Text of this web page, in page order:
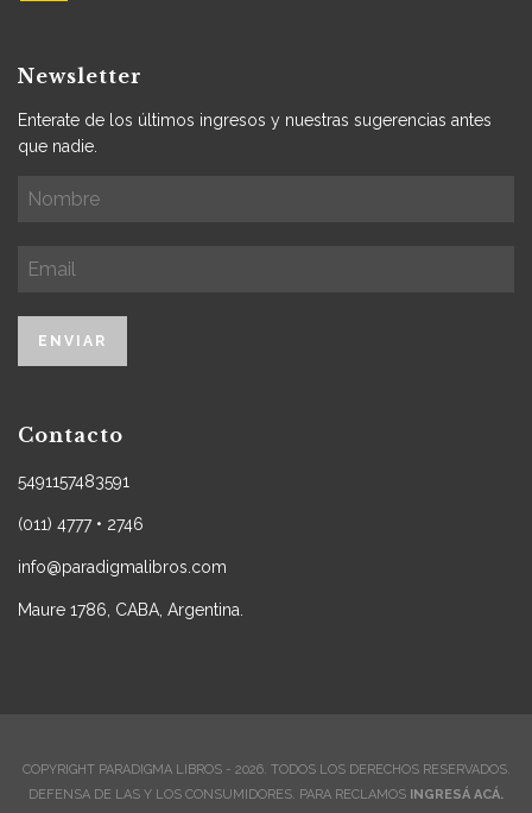
Newsletter
Enterate de los últimos ingresos y nuestras sugerencias antes
que nadie.
Contacto
5491157483591
(011) 4777 • 2746
info@paradigmalibros.com
Maure 1786, CABA, Argentina.
COPYRIGHT PARADIGMA LIBROS - 2026. TODOS LOS DERECHOS RESERVADOS.
DEFENSA DE LAS Y LOS CONSUMIDORES. PARA RECLAMOS INGRESÁ ACÁ.